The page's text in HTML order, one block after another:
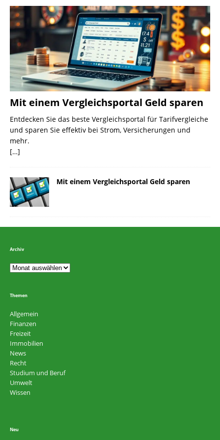
Mit einem Vergleichsportal Geld sparen
Entdecken Sie das beste Vergleichsportal für Tarifvergleiche
und sparen Sie effektiv bei Strom, Versicherungen und
mehr.
[…]
Mit einem Vergleichsportal Geld sparen
Archiv
Themen
Allgemein
Finanzen
Freizeit
Immobilien
News
Recht
Studium und Beruf
Umwelt
Wissen
Neu